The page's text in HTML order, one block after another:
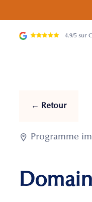
4.9/5 sur
← Retour
 Programme